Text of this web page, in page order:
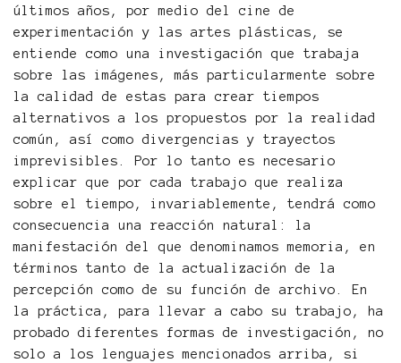
últimos años, por medio del cine de
experimentación y las artes plásticas, se
entiende como una investigación que trabaja
sobre las imágenes, más particularmente sobre
la calidad de estas para crear tiempos
alternativos a los propuestos por la realidad
común, así como divergencias y trayectos
imprevisibles. Por lo tanto es necesario
explicar que por cada trabajo que realiza
sobre el tiempo, invariablemente, tendrá como
consecuencia una reacción natural: la
manifestación del que denominamos memoria, en
términos tanto de la actualización de la
percepción como de su función de archivo. En
la práctica, para llevar a cabo su trabajo, ha
probado diferentes formas de investigación, no
solo a los lenguajes mencionados arriba, si